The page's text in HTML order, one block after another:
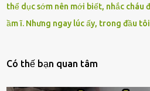
thể dục sớm nên mới biết, nhắc cháu
ầm ĩ. Nhưng ngay lúc ấy, trong đầu
Có thế bạn quan tâm